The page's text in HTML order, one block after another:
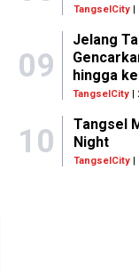
TangselCity|
09
Jelang
hingga
TangselCity
10
Tangsel
Night
TangselCity|